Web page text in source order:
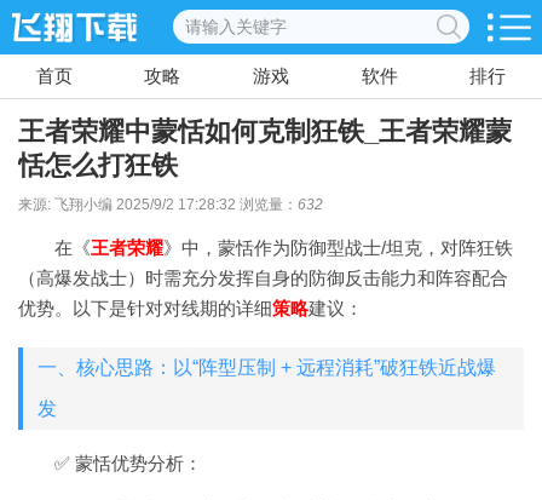
首页 攻略 游戏 软件 排行
王者荣耀中蒙恬如何克制狂铁_王者荣耀蒙
恬怎么打狂铁
来源: 飞翔小编 2025/9/2 17:28:32 浏览量： 632
在《王者荣耀》中，蒙恬作为防御型战士/坦克，对阵狂铁
（高爆发战士）时需充分发挥自身的防御反击能力和阵容配合
优势。以下是针对对线期的详细策略建议：
一、核心思路：以“阵型压制 + 远程消耗”破狂铁近战爆
发
✅ 蒙恬优势分析：